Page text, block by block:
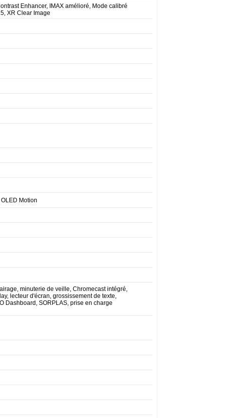
Enhancer, IMAX amélioré, Mode calibré
XR Clear Image
Motion
minuterie de veille, Chromecast intégré,
lecteur d'écran, grossissement de texte,
Dashboard, SORPLAS, prise en charge